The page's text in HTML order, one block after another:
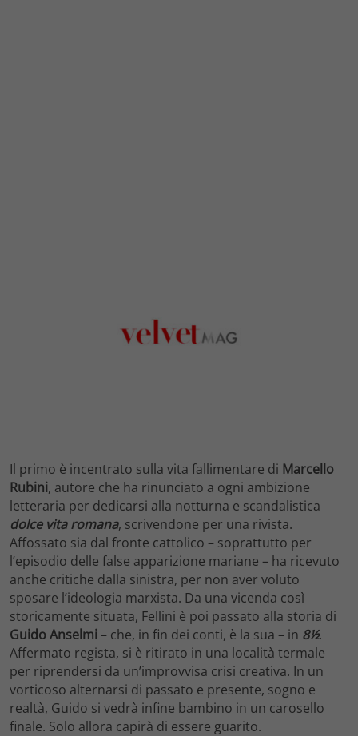
Il primo è incentrato sulla vita fallimentare di Marcello
Rubini, autore che ha rinunciato a ogni ambizione
letteraria per dedicarsi alla notturna e scandalistica
dolce vita romana, scrivendone per una rivista.
Affossato sia dal fronte cattolico – soprattutto per
l’episodio delle false apparizione mariane – ha ricevuto
anche critiche dalla sinistra, per non aver voluto
sposare l’ideologia marxista. Da una vicenda così
storicamente situata, Fellini è poi passato alla storia di
Guido Anselmi– che, in fin dei conti, è la sua – in 8½.
Affermato regista, si è ritirato in una località termale
per riprendersi da un’improvvisa crisi creativa. In un
vorticoso alternarsi di passato e presente, sogno e
realtà, Guido si vedrà infine bambino in un carosello
finale. Solo allora capirà di essere guarito.